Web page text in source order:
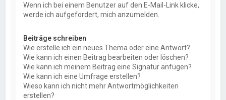
Wenn ich bei einem Benutzer auf den E-Mail-Link klicke,
werde ich aufgefordert, mich anzumelden.
Beiträge schreiben
Wie erstelle ich ein neues Thema oder eine Antwort?
Wie kann ich einen Beitrag bearbeiten oder löschen?
Wie kann ich meinem Beitrag eine Signatur anfügen?
Wie kann ich eine Umfrage erstellen?
Wieso kann ich nicht mehr Antwortmöglichkeiten
erstellen?